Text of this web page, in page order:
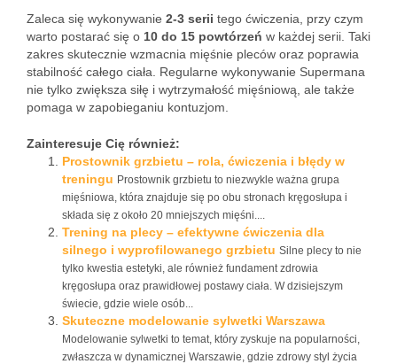
Zaleca się wykonywanie 2-3 serii tego ćwiczenia, przy czym
warto postarać się o 10 do 15 powtórzeń w każdej serii. Taki
zakres skutecznie wzmacnia mięśnie pleców oraz poprawia
stabilność całego ciała. Regularne wykonywanie Supermana
nie tylko zwiększa siłę i wytrzymałość mięśniową, ale także
pomaga w zapobieganiu kontuzjom.
Zainteresuje Cię również:
Prostownik grzbietu – rola, ćwiczenia i błędy w
treningu Prostownik grzbietu to niezwykle ważna grupa
mięśniowa, która znajduje się po obu stronach kręgosłupa i
składa się z około 20 mniejszych mięśni....
Trening na plecy – efektywne ćwiczenia dla
silnego i wyprofilowanego grzbietu Silne plecy to nie
tylko kwestia estetyki, ale również fundament zdrowia
kręgosłupa oraz prawidłowej postawy ciała. W dzisiejszym
świecie, gdzie wiele osób...
Skuteczne modelowanie sylwetki Warszawa
Modelowanie sylwetki to temat, który zyskuje na popularności,
zwłaszcza w dynamicznej Warszawie, gdzie zdrowy styl życia